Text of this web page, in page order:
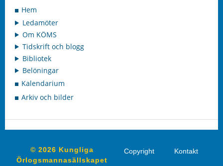
Hem
Ledamöter
Om KÖMS
Tidskrift och blogg
Bibliotek
Belöningar
Kalendarium
Arkiv och bilder
© 2026 Kungliga
Örlogsmannasällskapet
Copyright Kontakt